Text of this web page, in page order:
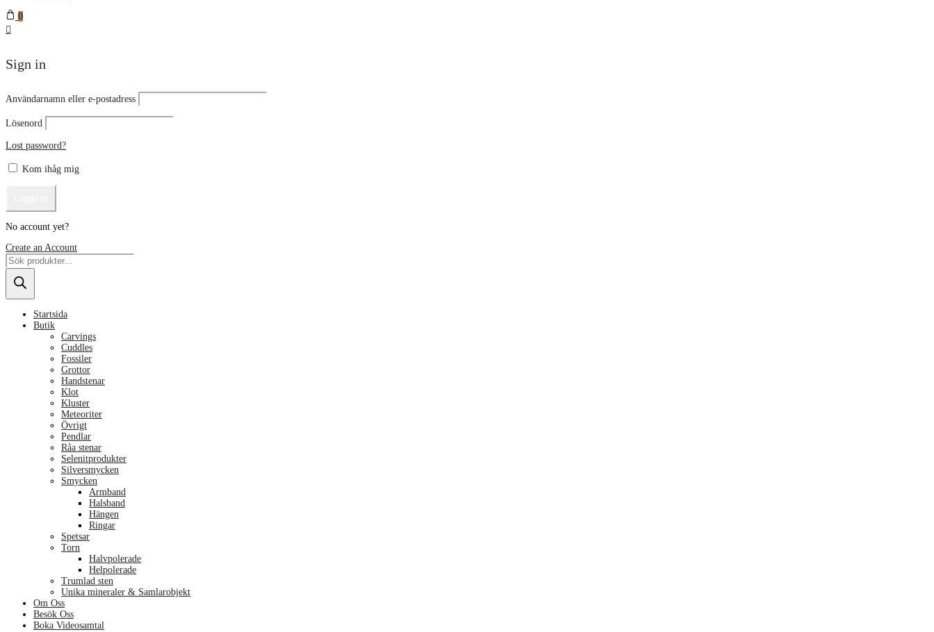
0
Sign in
Användarnamn eller e-postadress
Lösenord
Lost password?
Kom ihåg mig
No account yet?
Create an Account
Products
search
Startsida
Butik
Carvings
Cuddles
Fossiler
Grottor
Handstenar
Klot
Kluster
Meteoriter
Övrigt
Pendlar
Råa stenar
Selenitprodukter
Silversmycken
Smycken
Armband
Halsband
Hängen
Ringar
Spetsar
Torn
Halvpolerade
Helpolerade
Trumlad sten
Unika mineraler & Samlarobjekt
Om Oss
Besök Oss
Boka Videosamtal